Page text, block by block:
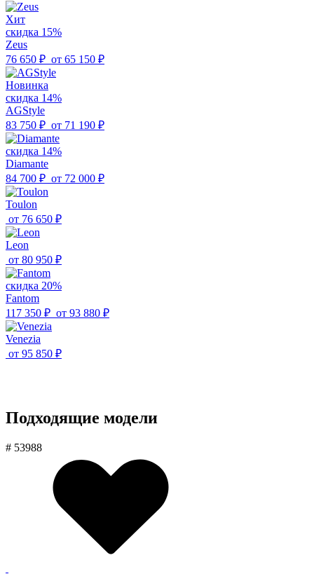
Хит
скидка 15%
Zeus
76 650 ₽ от 65 150 ₽
Новинка
скидка 14%
AGStyle
83 750 ₽ от 71 190 ₽
скидка 14%
Diamante
84 700 ₽ от 72 000 ₽
Toulon
от 76 650 ₽
Leon
от 80 950 ₽
скидка 20%
Fantom
117 350 ₽ от 93 880 ₽
Venezia
от 95 850 ₽
Подходящие модели
# 53988